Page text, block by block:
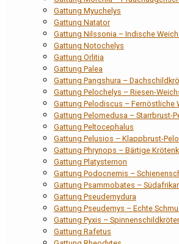
Gattung Myuchelys
Gattung Natator
Gattung Nilssonia – Indische
Gattung Notochelys
Gattung Orlitia
Gattung Palea
Gattung Pangshura –
Gattung Pelochelys – Riesen-
Gattung Pelodiscus – Fernöstliche
Gattung Pelomedusa – Starrbrust-
Gattung Peltocephalus
Gattung Pelusios – Klappbrust-
Gattung Phrynops – Bärtige
Gattung Platysternon
Gattung Podocnemis –
Gattung Psammobates –
Gattung Pseudemydura
Gattung Pseudemys – Echte
Gattung Pyxis –
Gattung Rafetus